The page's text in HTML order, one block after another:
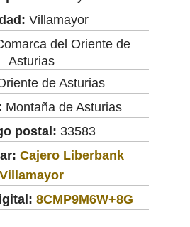
Villamayor
del Oriente de
Asturias
de Asturias
Montaña de Asturias
postal: 33583
Cajero Liberbank
Villamayor
8CMP9M6W+8G